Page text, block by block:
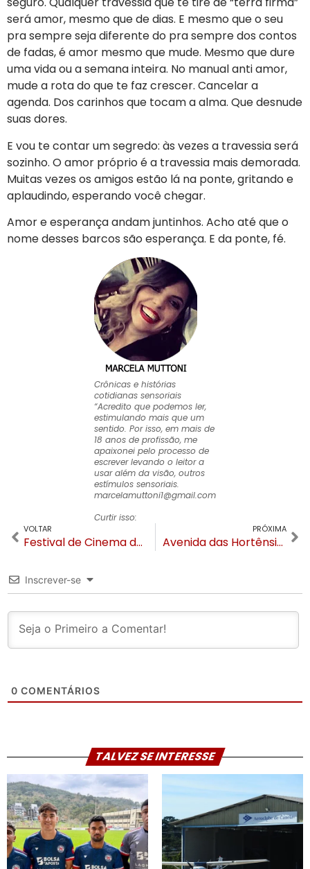
será amor, mesmo que de dias. E mesmo que o seu
pra sempre seja diferente do pra sempre dos contos
de fadas, é amor mesmo que mude. Mesmo que dure
uma vida ou a semana inteira. No manual anti amor,
mude a rota do que te faz crescer. Cancelar a
agenda. Dos carinhos que tocam a alma. Que desnude
suas dores.
E vou te contar um segredo: às vezes a travessia será
sozinho. O amor próprio é a travessia mais demorada.
Muitas vezes os amigos estão lá na ponte, gritando e
aplaudindo, esperando você chegar.
Amor e esperança andam juntinhos. Acho até que o
nome desses barcos são esperança. E da ponte, fé.
Crônicas e histórias
cotidianas sensoriais
“Acredito que podemos ler,
estimulando mais que um
sentido. Por isso, em mais de
18 anos de profissão, me
apaixonei pelo processo de
escrever levando o leitor a
usar além da visão, outros
estímulos sensoriais.
marcelamuttoni1@gmail.com
Curtir isso:
VOLTAR
Festival de Cinema de Gramado anuncia filmes para competição da 50ª edição
PRÓXIMA
Avenida das Hortênsias será interditada nesta madrugada
Inscrever-se
0 COMENTÁRIOS
TALVEZ SE INTERESSE